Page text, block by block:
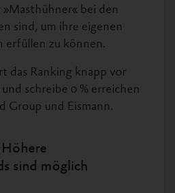
bei den
sind, um ihre eigenen
erfüllen zu können.
das Ranking knapp vor
und schreibe 0 % erreichen
Group und Eismann.
sind möglich